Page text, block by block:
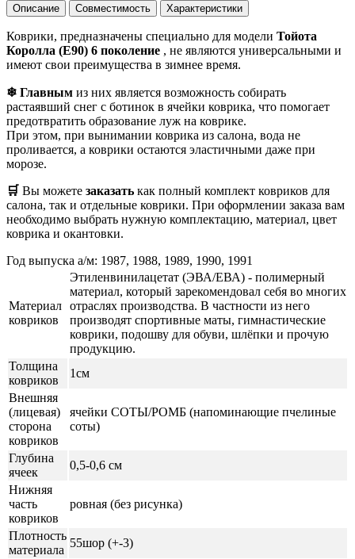
Описание Совместимость Характеристики
Коврики, предназначены специально для модели Тойота
Королла (Е90) 6 поколение , не являются универсальными и
имеют свои преимущества в зимнее время.
❄ Главным из них является возможность собирать
растаявший снег с ботинок в ячейки коврика, что помогает
предотвратить образование луж на коврике.
При этом, при вынимании коврика из салона, вода не
проливается, а коврики остаются эластичными даже при
морозе.
🛒 Вы можете заказать как полный комплект ковриков для
салона, так и отдельные коврики. При оформлении заказа вам
необходимо выбрать нужную комплектацию, материал, цвет
коврика и окантовки.
Год выпуска а/м: 1987, 1988, 1989, 1990, 1991
Материал
ковриков
Этиленвинилацетат (ЭВА/ЕВА) - полимерный
материал, который зарекомендовал себя во многих
отраслях производства. В частности из него
производят спортивные маты, гимнастические
коврики, подошву для обуви, шлёпки и прочую
продукцию.
Толщина
ковриков
1см
Внешняя
(лицевая)
сторона
ковриков
ячейки СОТЫ/РОМБ (напоминающие пчелиные
соты)
Глубина
ячеек
0,5-0,6 см
Нижняя
часть
ковриков
ровная (без рисунка)
Плотность
материала
55шор (+-3)